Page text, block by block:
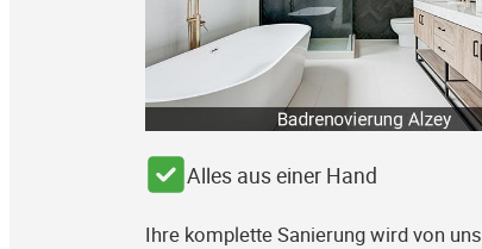
Alles aus einer Hand
Ihre komplette Sanierung wird von uns